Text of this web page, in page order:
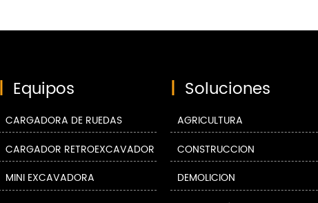
| Equipos
CARGADORA DE RUEDAS
CARGADOR RETROEXCAVADOR
MINI EXCAVADORA
| Soluciones
AGRICULTURA
CONSTRUCCIÓN
DEMOLICIÓN